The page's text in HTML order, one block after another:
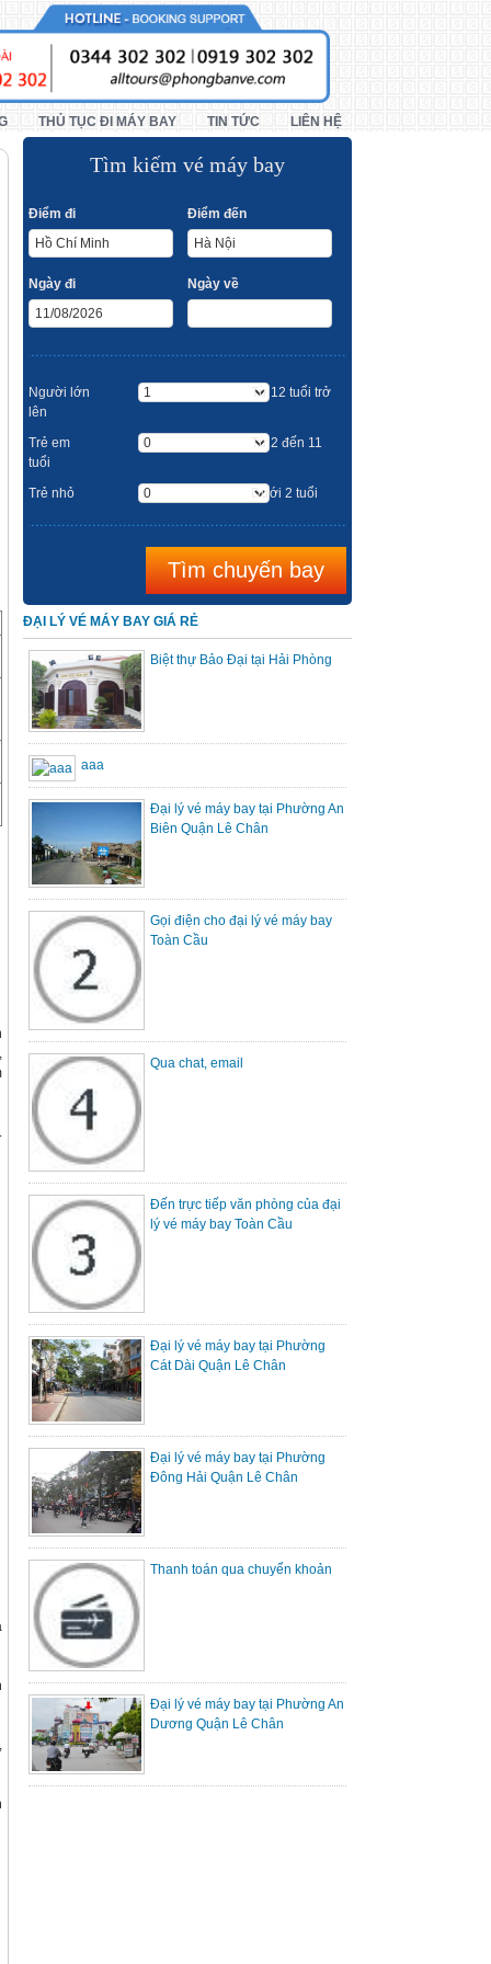
THỦ TỤC ĐI MÁY BAY TIN TỨC LIÊN HỆ
Tìm kiếm vé máy bay
Điểm đi Điểm đến
Ngày đi Ngày về
Người lớn
Từ 12 tuổi trở
lên
Trẻ em
Từ 2 đến 11
tuổi
Trẻ nhỏ
Dưới 2 tuổi
ĐẠI LÝ VÉ MÁY BAY GIÁ RẺ
Biệt thự Bảo Đại tại Hải Phòng
aaa
Đại lý vé máy bay tại Phường An
Biên Quận Lê Chân
Gọi điện cho đại lý vé máy bay
Toàn Cầu
Qua chat, email
Đến trực tiếp văn phòng của đại
lý vé máy bay Toàn Cầu
Đại lý vé máy bay tại Phường
Cát Dài Quận Lê Chân
Đại lý vé máy bay tại Phường
Đông Hải Quận Lê Chân
Thanh toán qua chuyển khoản
Đại lý vé máy bay tại Phường An
Dương Quận Lê Chân